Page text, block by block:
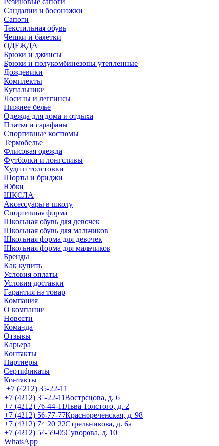
Резиновые сапоги
Сандалии и босоножки
Сапоги
Текстильная обувь
Чешки и балетки
ОДЕЖДА
Брюки и джинсы
Брюки и полукомбинезоны утепленные
Дождевики
Комплекты
Купальники
Лосины и леггинсы
Нижнее белье
Одежда для дома и отдыха
Платья и сарафаны
Спортивные костюмы
Термобелье
Флисовая одежда
Футболки и лонгсливы
Худи и толстовки
Шорты и бриджи
Юбки
ШКОЛА
Аксессуары в школу
Спортивная форма
Школьная обувь для девочек
Школьная обувь для мальчиков
Школьная форма для девочек
Школьная форма для мальчиков
Бренды
Как купить
Условия оплаты
Условия доставки
Гарантия на товар
Компания
О компании
Новости
Команда
Отзывы
Карьера
Контакты
Партнеры
Сертификаты
Контакты
+7 (4212) 35-22-11
+7 (4212) 35-22-11Вострецова, д. 6
+7 (4212) 76-44-11Льва Толстого, д. 2
+7 (4212) 56-77-77Краснореченская, д. 98
+7 (4212) 74-20-22Стрельникова, д. 6а
+7 (4212) 54-59-05Суворова, д. 10
WhatsApp